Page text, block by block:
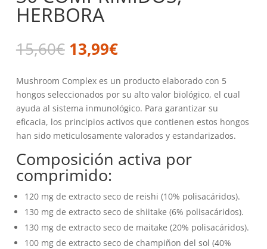
HERBORA
15,60€ El
precio
original
era:
15,60€.
13,99€El
precio
actual
es:
13,99€.
Mushroom Complex es un producto elaborado con 5
hongos seleccionados por su alto valor biológico, el cual
ayuda al sistema inmunológico. Para garantizar su
eficacia, los principios activos que contienen estos hongos
han sido meticulosamente valorados y estandarizados.
Composición activa por
comprimido:
120 mg de extracto seco de reishi (10% polisacáridos).
130 mg de extracto seco de shiitake (6% polisacáridos).
130 mg de extracto seco de maitake (20% polisacáridos).
100 mg de extracto seco de champiñon del sol (40%